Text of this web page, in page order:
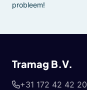
probleem!
Tramag B.V.
+31 172 42 42 20